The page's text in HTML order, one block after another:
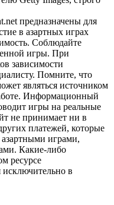
предназначены для
в азартных играх
Соблюдайте
игры. При
зависимости
Помните, что
являться источником
Информационный
игры на реальные
не принимает ни в
платежей, которые
азартными играми,
Какие-либо
ресурсе
исключительно в